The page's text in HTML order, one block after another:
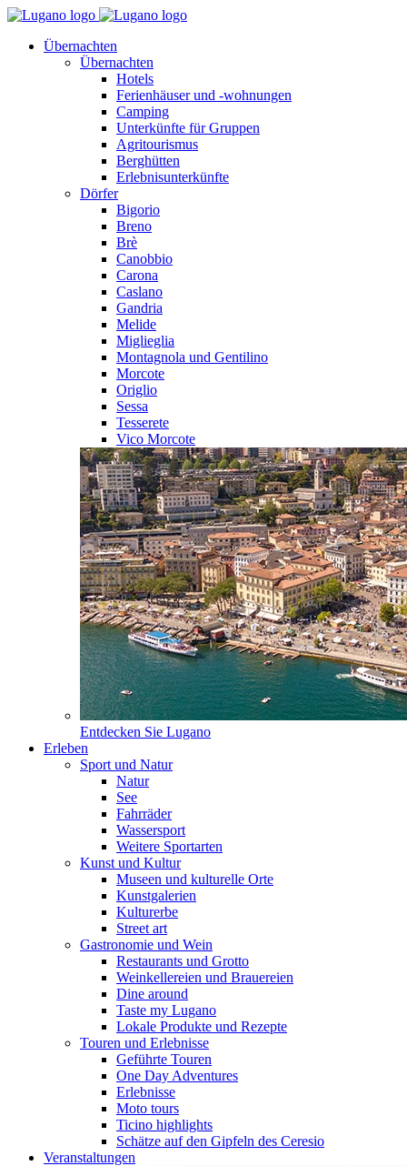
Übernachten
Übernachten
Hotels
Ferienhäuser und -wohnungen
Camping
Unterkünfte für Gruppen
Agritourismus
Berghütten
Erlebnisunterkünfte
Dörfer
Bigorio
Breno
Brè
Canobbio
Carona
Caslano
Gandria
Melide
Miglieglia
Montagnola und Gentilino
Morcote
Origlio
Sessa
Tesserete
Vico Morcote
Entdecken Sie Lugano
Erleben
Sport und Natur
Natur
See
Fahrräder
Wassersport
Weitere Sportarten
Kunst und Kultur
Museen und kulturelle Orte
Kunstgalerien
Kulturerbe
Street art
Gastronomie und Wein
Restaurants und Grotto
Weinkellereien und Brauereien
Dine around
Taste my Lugano
Lokale Produkte und Rezepte
Touren und Erlebnisse
Geführte Touren
One Day Adventures
Erlebnisse
Moto tours
Ticino highlights
Schätze auf den Gipfeln des Ceresio
Veranstaltungen